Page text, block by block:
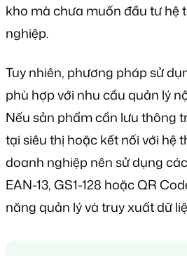
kho mà chưa muốn đầu tư hệ
nghiệp.
Tuy nhiên, phương pháp sử
phù hợp với nhu cầu quản lý
Nếu sản phẩm cần lưu thông
tại siêu thị hoặc kết nối với hệ
doanh nghiệp nên sử dụng
EAN-13, GS1-128 hoặc QR
năng quản lý và truy xuất dữ